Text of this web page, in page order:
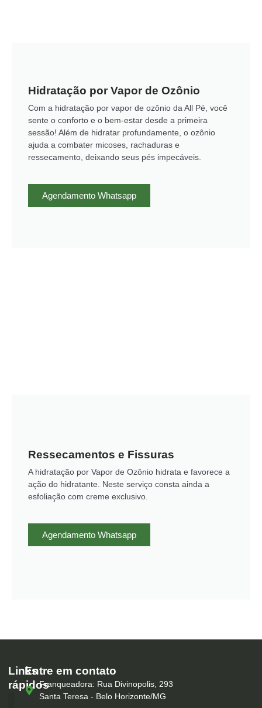
Hidratação por Vapor de Ozônio
Com a hidratação por vapor de ozônio da All Pé, você
sente o conforto e o bem-estar desde a primeira
sessão! Além de hidratar profundamente, o ozônio
ajuda a combater micoses, rachaduras e
ressecamento, deixando seus pés impecáveis.
Agendamento Whatsapp
Ressecamentos e Fissuras
A hidratação por Vapor de Ozônio hidrata e favorece a
ação do hidratante. Neste serviço consta ainda a
esfoliação com creme exclusivo.
Agendamento Whatsapp
Links
rápidos
Entre em contato
Franqueadora: Rua Divinopolis, 293
Santa Teresa - Belo Horizonte/MG